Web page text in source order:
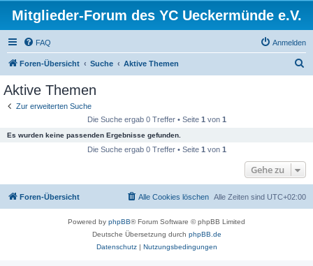
Mitglieder-Forum des YC Ueckermünde e.V.
FAQ Anmelden
Foren-Übersicht Suche Aktive Themen
Aktive Themen
Zur erweiterten Suche
Die Suche ergab 0 Treffer • Seite 1 von 1
Es wurden keine passenden Ergebnisse gefunden.
Die Suche ergab 0 Treffer • Seite 1 von 1
Gehe zu
Foren-Übersicht Alle Zeiten sind UTC+02:00
Alle Cookies löschen
Powered by phpBB® Forum Software © phpBB Limited
Deutsche Übersetzung durch phpBB.de
Datenschutz| Nutzungsbedingungen